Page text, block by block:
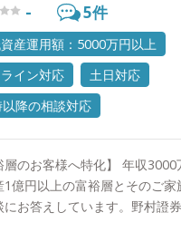
- 5件
産運用額：5000万円以上
イン対応
土日対応
降の相談対応
層のお客様へ特化】 年収
1億円以上の富裕層とそのご家
にお答えしています。野村證